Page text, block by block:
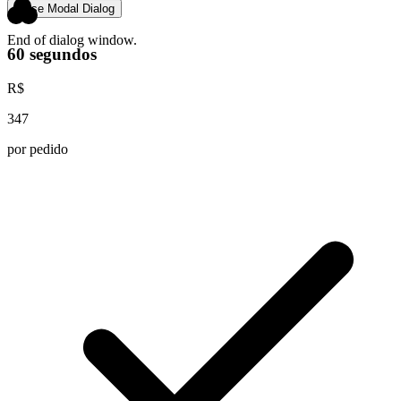
Close Modal Dialog
End of dialog window.
60 segundos
R$
347
por pedido